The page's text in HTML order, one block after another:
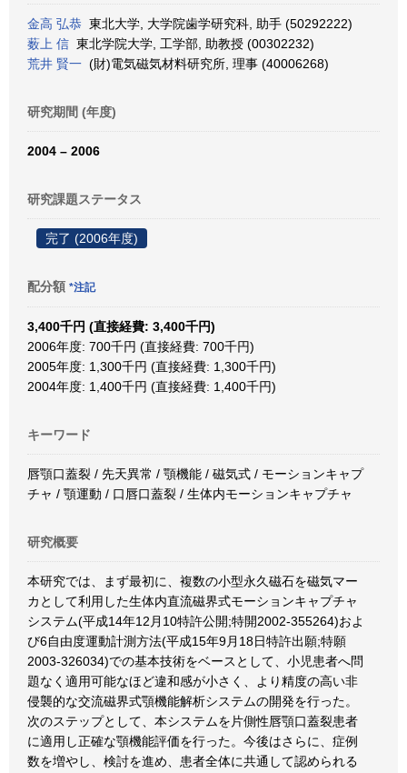
金高 弘恭 東北大学, 大学院歯学研究科, 助手 (50292222)
薮上 信 東北学院大学, 工学部, 助教授 (00302232)
荒井 賢一 (財)電気磁気材料研究所, 理事 (40006268)
研究期間 (年度)
2004 – 2006
研究課題ステータス
完了 (2006年度)
配分額 *注記
3,400千円 (直接経費: 3,400千円)
2006年度: 700千円 (直接経費: 700千円)
2005年度: 1,300千円 (直接経費: 1,300千円)
2004年度: 1,400千円 (直接経費: 1,400千円)
キーワード
唇顎口蓋裂 / 先天異常 / 顎機能 / 磁気式 / モーションキャプ
チャ / 顎運動 / 口唇口蓋裂 / 生体内モーションキャプチャ
研究概要
本研究では、まず最初に、複数の小型永久磁石を磁気マー
カとして利用した生体内直流磁界式モーションキャプチャ
システム(平成14年12月10特許公開;特開2002-355264)およ
び6自由度運動計測方法(平成15年9月18日特許出願;特願
2003-326034)での基本技術をベースとして、小児患者へ問
題なく適用可能なほど違和感が小さく、より精度の高い非
侵襲的な交流磁界式顎機能解析システムの開発を行った。
次のステップとして、本システムを片側性唇顎口蓋裂患者
に適用し正確な顎機能評価を行った。今後はさらに、症例
数を増やし、検討を進め、患者全体に共通して認められる